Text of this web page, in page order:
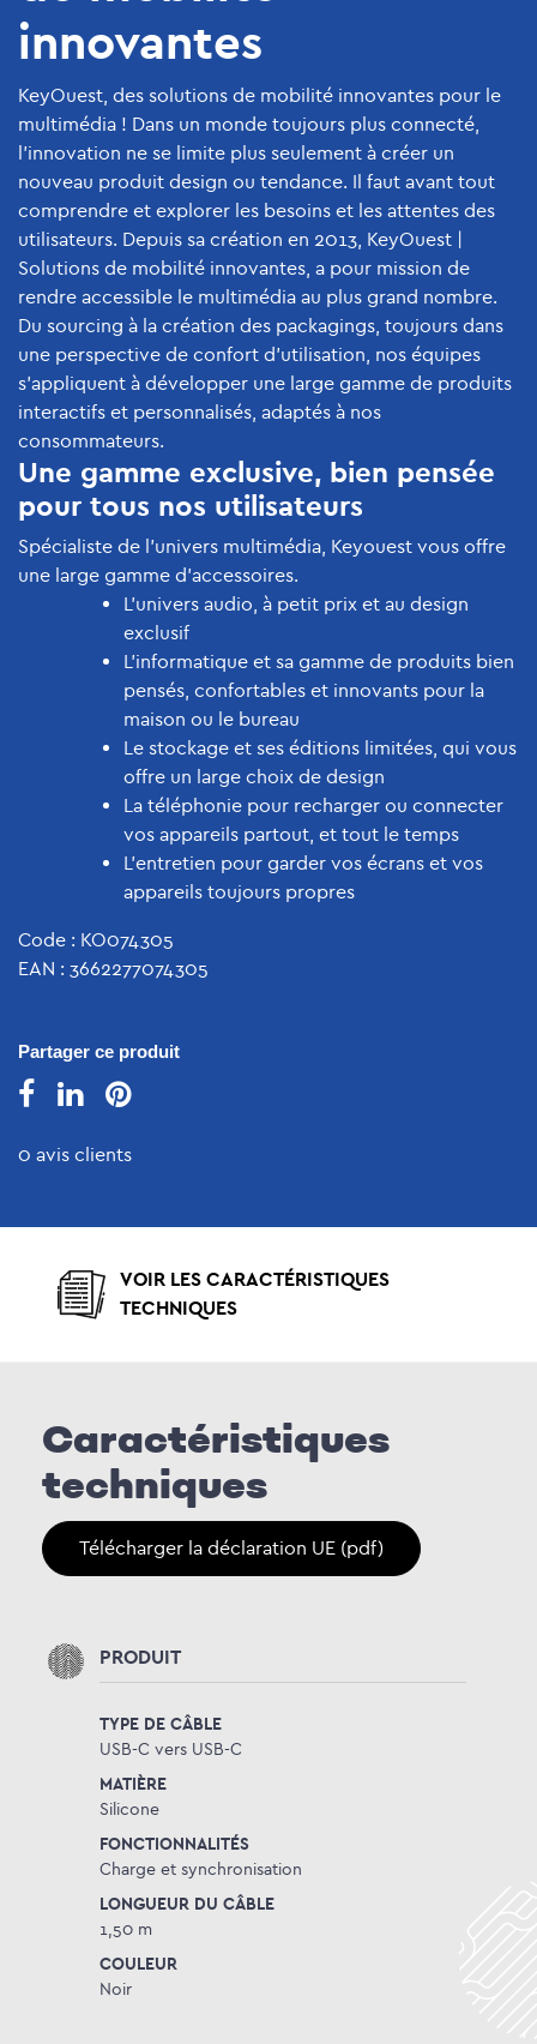
innovantes
KeyOuest, des solutions de mobilité innovantes pour le
multimédia ! Dans un monde toujours plus connecté,
l’innovation ne se limite plus seulement à créer un
nouveau produit design ou tendance. Il faut avant tout
comprendre et explorer les besoins et les attentes des
utilisateurs. Depuis sa création en 2013, KeyOuest |
Solutions de mobilité innovantes, a pour mission de
rendre accessible le multimédia au plus grand nombre.
Du sourcing à la création des packagings, toujours dans
une perspective de confort d’utilisation, nos équipes
s’appliquent à développer une large gamme de produits
interactifs et personnalisés, adaptés à nos
consommateurs.
Une gamme exclusive, bien pensée
pour tous nos utilisateurs
Spécialiste de l’univers multimédia, Keyouest vous offre
une large gamme d’accessoires.
L’univers audio, à petit prix et au design
exclusif
L’informatique et sa gamme de produits bien
pensés, confortables et innovants pour la
maison ou le bureau
Le stockage et ses éditions limitées, qui vous
offre un large choix de design
La téléphonie pour recharger ou connecter
vos appareils partout, et tout le temps
L’entretien pour garder vos écrans et vos
appareils toujours propres
Code : KO074305
EAN : 3662277074305
Partager ce produit
0 avis clients
VOIR LES CARACTÉRISTIQUES
TECHNIQUES
Caractéristiques
techniques
Télécharger la déclaration UE (pdf)
PRODUIT
TYPE DE CÂBLE
USB-C vers USB-C
MATIÈRE
Silicone
FONCTIONNALITÉS
Charge et synchronisation
LONGUEUR DU CÂBLE
1,50 m
COULEUR
Noir